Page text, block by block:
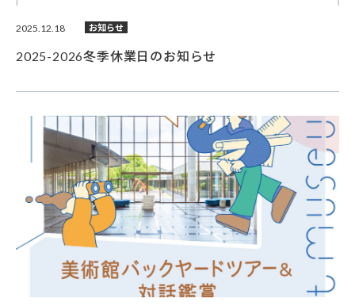
2025.12.18 お知らせ
2025-2026冬季休業日のお知らせ